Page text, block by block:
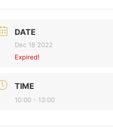
DATE
Dec 18 2022
Expired!
TIME
10:00 - 13:00